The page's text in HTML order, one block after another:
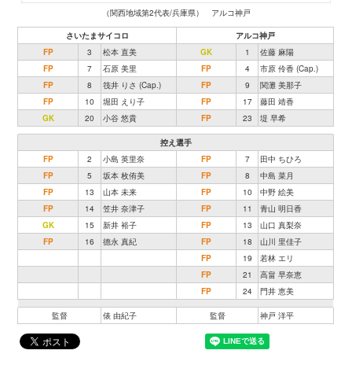
（関西地域第2代表/兵庫県） アルコ神戸
さいたまサイコロ
アルコ神戸
FP
3 松本 直美 GK 1
佐藤 麻陽
FP
7 石原 美里 FP 4
市原 伶香 (Cap.)
FP
8 筏井 りさ (Cap.) FP 9
関灘 美那子
FP
10 堀田 えり子 FP 17
藤田 靖香
GK
20 小谷 悠貴 FP 23 堤 早希
控え選手
FP
2 小島 英里奈 FP 7
田中 ちひろ
FP
5 坂本 枚侑美 FP 8
中島 菜月
FP
13 山本 未来 FP 10
中野 絵美
FP
14 笠井 奈津子 FP 11
青山 明日香
GK
15 新井 裕子 FP 13
山口 真梨奈
FP
16 德永 真紀 FP 18
山川 里佳子
FP
19
若林 エリ
FP
21
高畠 早奈恵
FP
24 門井 恵美
監督 俵 由紀子 監督 神戸 洋平